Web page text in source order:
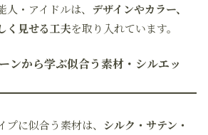
・アイドルは、 デザインやカラー、
く見せる工夫を取り入れています。
ンから学ぶ似合う素材・シルエッ
に似合う素材は、 シルク・サテン・